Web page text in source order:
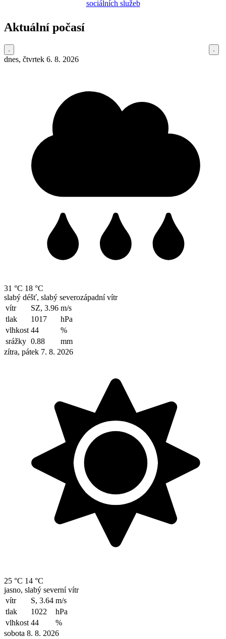
Aktuální počasí
dnes, čtvrtek 6. 8. 2026
31 °C 18 °C
slabý déšť, slabý severozápadní vítr
vítr
SZ, 3.96 m/s
tlak
1017
hPa
vlhkost 44
%
srážky 0.88
mm
zítra, pátek 7. 8. 2026
25 °C 14 °C
jasno, slabý severní vítr
vítr
S, 3.64 m/s
tlak
1022
hPa
vlhkost 44
%
sobota 8. 8. 2026